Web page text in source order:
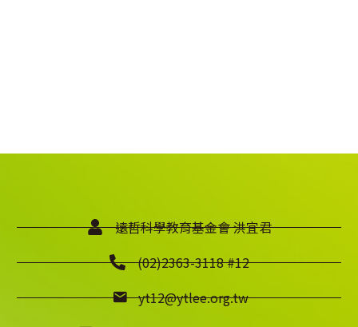
遠哲科學教育基金會 洪宜君
(02)2363-3118 #12
yt12@ytlee.org.tw